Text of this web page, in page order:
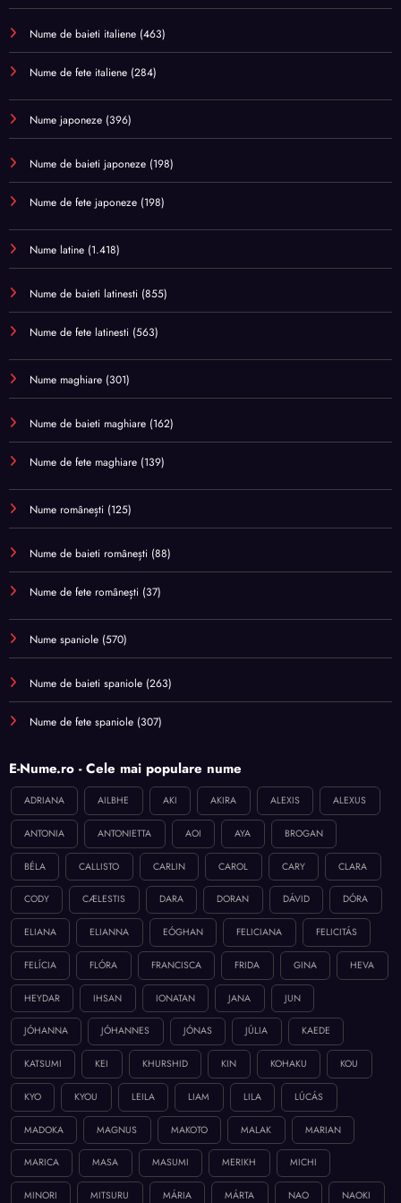
Nume de baieti italiene (463)
Nume de fete italiene (284)
Nume japoneze (396)
Nume de baieti japoneze (198)
Nume de fete japoneze (198)
Nume latine (1.418)
Nume de baieti latinesti (855)
Nume de fete latinesti (563)
Nume maghiare (301)
Nume de baieti maghiare (162)
Nume de fete maghiare (139)
Nume românești (125)
Nume de baieti românești (88)
Nume de fete românești (37)
Nume spaniole (570)
Nume de baieti spaniole (263)
Nume de fete spaniole (307)
E-Nume.ro - Cele mai populare nume
ADRIANA AILBHE AKI AKIRA ALEXIS ALEXUS
ANTONIA ANTONIETTA AOI AYA BROGAN
BÉLA CALLISTO CARLIN CAROL CARY CLARA
CODY CÆLESTIS DARA DORAN DÁVID DÓRA
ELIANA ELIANNA EÓGHAN FELICIANA FELICITÁS
FELÍCIA FLÓRA FRANCISCA FRIDA GINA HEVA
HEYDAR IHSAN IONATAN JANA JUN
JÓHANNA JÓHANNES JÓNAS JÚLIA KAEDE
KATSUMI KEI KHURSHID KIN KOHAKU KOU
KYO KYOU LEILA LIAM LILA LÚCÁS
MADOKA MAGNUS MAKOTO MALAK MARIAN
MARICA MASA MASUMI MERIKH MICHI
MINORI MITSURU MÁRIA MÁRTA NAO NAOKI